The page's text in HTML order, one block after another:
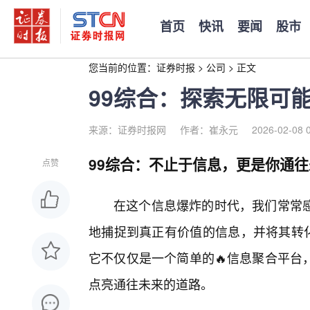
首页 快讯 要闻 股市
您当前的位置： 证券时报 > 公司 > 正文
99综合：探索无限可
来源：证券时报网 作者：崔永元 2026-02-08
点赞 99综合：不止于信息，更是你通
在这个信息爆炸的时代，我们常常
地捕捉到真正有价值的信息，并将其转
它不仅仅是一个简单的🔥信息聚合平
点亮通往未来的道路。